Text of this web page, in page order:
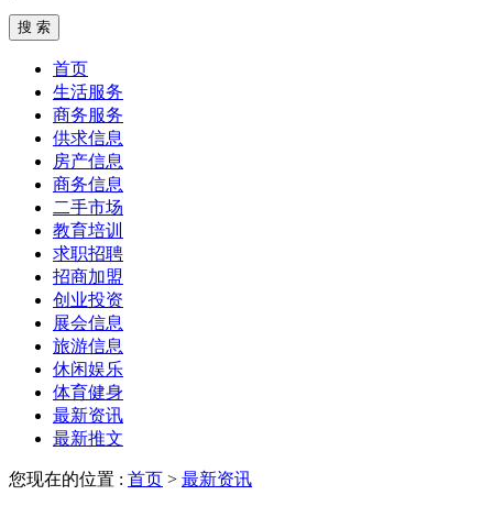
首页
生活服务
商务服务
供求信息
房产信息
商务信息
二手市场
教育培训
求职招聘
招商加盟
创业投资
展会信息
旅游信息
休闲娱乐
体育健身
最新资讯
最新推文
您现在的位置 : 首页 > 最新资讯